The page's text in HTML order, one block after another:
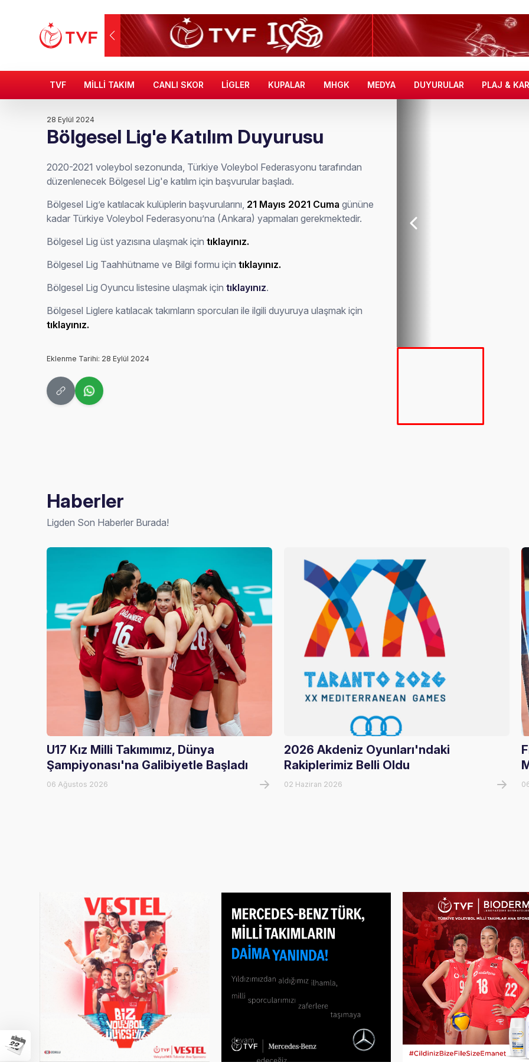
TVF MİLLİ TAKIM CANLI SKOR LİGLER KUPALAR MHGK MEDYA DUYURULAR PLAJ & KAR
28 Eylül 2024
Bölgesel Lig'e Katılım Duyurusu
2020-2021 voleybol sezonunda, Türkiye Voleybol Federasyonu tarafından
düzenlenecek Bölgesel Lig'e katılım için başvurular başladı.
Bölgesel Lig’e katılacak kulüplerin başvurularını, 21 Mayıs 2021 Cuma gününe
kadar Türkiye Voleybol Federasyonu’na (Ankara) yapmaları gerekmektedir.
Bölgesel Lig üst yazısına ulaşmak için tıklayınız.
Bölgesel Lig Taahhütname ve Bilgi formu içintıklayınız.
Bölgesel Lig Oyuncu listesine ulaşmak içintıklayınız.
Bölgesel Liglere katılacak takımların sporcuları ile ilgili duyuruya ulaşmak için
tıklayınız.
Eklenme Tarihi: 28 Eylül 2024
Haberler
Ligden Son Haberler Burada!
U17 Kız Milli Takımımız, Dünya
Şampiyonası'na Galibiyetle Başladı
06 Ağustos 2026
2026 Akdeniz Oyunları'ndaki
Rakiplerimiz Belli Oldu
02 Haziran 2026